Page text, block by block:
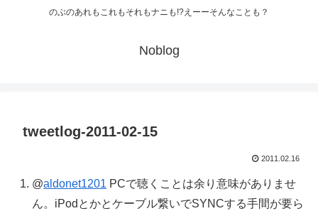
のぶのあれもこれもそれもナニも!?えーーそんなことも？
Noblog
tweetlog-2011-02-15
2011.02.16
@aldonet1201 PCで聴くことは余り意味がありませ
ん。iPodとかとケーブル繋いでSYNCする手間が要ら